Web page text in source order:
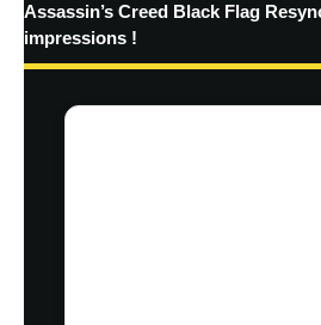
Assassin’s Creed Black Flag
impressions !